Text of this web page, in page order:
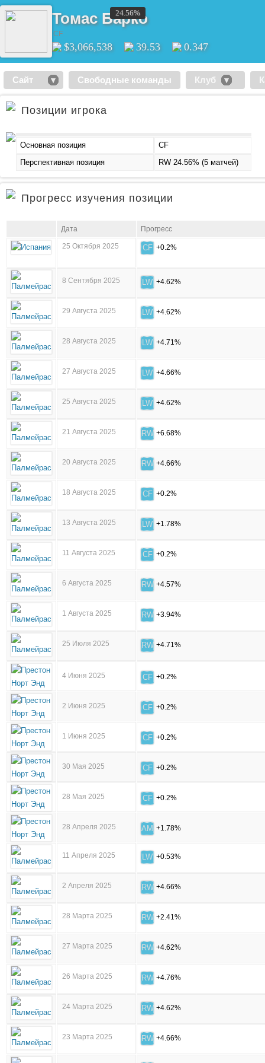
Томас Барко
CF
$3,066,538 39.53 0.347
Сайт Свободные команды Клуб
Позиции игрока
24.56%
Основная позиция
CF
Перспективная позиция
RW 24.56% (5 матчей)
Прогресс изучения позиции
Дата Прогресс
25 Октября 2025 CF +0.2%
8 Сентября 2025 LW +4.62%
29 Августа 2025 LW +4.62%
28 Августа 2025 LW +4.71%
27 Августа 2025 LW +4.66%
25 Августа 2025 LW +4.62%
21 Августа 2025 RW +6.68%
20 Августа 2025 RW +4.66%
18 Августа 2025 CF +0.2%
13 Августа 2025 LW +1.78%
11 Августа 2025 CF +0.2%
6 Августа 2025 RW +4.57%
1 Августа 2025 RW +3.94%
25 Июля 2025 RW +4.71%
4 Июня 2025 CF +0.2%
2 Июня 2025 CF +0.2%
1 Июня 2025 CF +0.2%
30 Мая 2025 CF +0.2%
28 Мая 2025 CF +0.2%
28 Апреля 2025 AM +1.78%
11 Апреля 2025 LW +0.53%
2 Апреля 2025 RW +4.66%
28 Марта 2025 RW +2.41%
27 Марта 2025 RW +4.62%
26 Марта 2025 RW +4.76%
24 Марта 2025 RW +4.62%
23 Марта 2025 RW +4.66%